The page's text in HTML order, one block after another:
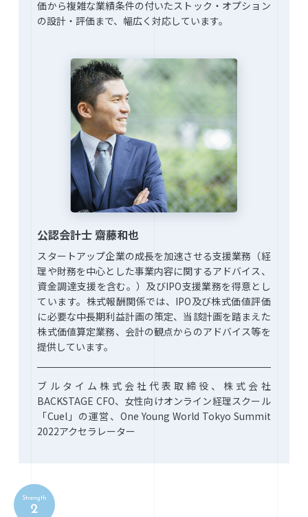
価から複雑な業績条件の付いたストック・オプション
の設計・評価まで、幅広く対応しています。
公認会計士 齋藤和也
スタートアップ企業の成長を加速させる支援業務（経
理や財務を中心とした事業内容に関するアドバイス、
資金調達支援を含む。）及びIPO支援業務を得意とし
ています。株式報酬関係では、IPO及び株式価値評価
に必要な中長期利益計画の策定、当該計画を踏まえた
株式価値算定業務、会計の観点からのアドバイス等を
提供しています。
ブルタイム株式会社代表取締役、株式会社
BACKSTAGE CFO、女性向けオンライン経理スクール
「Cuel」の運営、One Young World Tokyo Summit
2022アクセラレーター
Strength
2